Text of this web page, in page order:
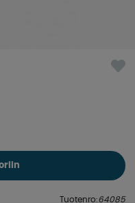
Tuotenro:64085